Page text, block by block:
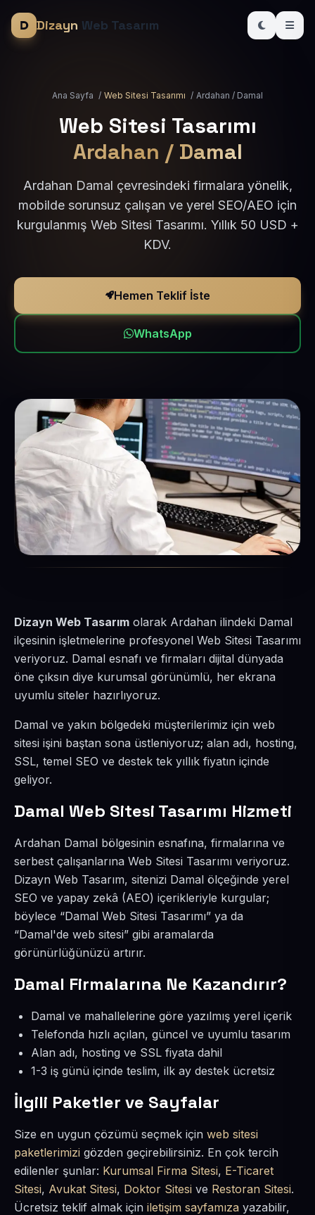
Dizayn Web Tasarım
Ana Sayfa / Web Sitesi Tasarımı / Ardahan / Damal
Web Sitesi Tasarımı
Ardahan / Damal
Ardahan Damal çevresindeki firmalara yönelik,
mobilde sorunsuz çalışan ve yerel SEO/AEO için
kurgulanmış Web Sitesi Tasarımı. Yıllık 50 USD +
KDV.
Hemen Teklif İste
WhatsApp
Dizayn Web Tasarım olarak Ardahan ilindeki Damal
ilçesinin işletmelerine profesyonel Web Sitesi Tasarımı
veriyoruz. Damal esnafı ve firmaları dijital dünyada
öne çıksın diye kurumsal görünümlü, her ekrana
uyumlu siteler hazırlıyoruz.
Damal ve yakın bölgedeki müşterilerimiz için web
sitesi işini baştan sona üstleniyoruz; alan adı, hosting,
SSL, temel SEO ve destek tek yıllık fiyatın içinde
geliyor.
Damal Web Sitesi Tasarımı Hizmeti
Ardahan Damal bölgesinin esnafına, firmalarına ve
serbest çalışanlarına Web Sitesi Tasarımı veriyoruz.
Dizayn Web Tasarım, sitenizi Damal ölçeğinde yerel
SEO ve yapay zekâ (AEO) içerikleriyle kurgular;
böylece “Damal Web Sitesi Tasarımı” ya da
“Damal'de web sitesi” gibi aramalarda
görünürlüğünüzü artırır.
Damal Firmalarına Ne Kazandırır?
Damal ve mahallelerine göre yazılmış yerel içerik
Telefonda hızlı açılan, güncel ve uyumlu tasarım
Alan adı, hosting ve SSL fiyata dahil
1-3 iş günü içinde teslim, ilk ay destek ücretsiz
İlgili Paketler ve Sayfalar
Size en uygun çözümü seçmek için web sitesi
paketlerimizi gözden geçirebilirsiniz. En çok tercih
edilenler şunlar: Kurumsal Firma Sitesi, E-Ticaret
Sitesi, Avukat Sitesi, Doktor Sitesi ve Restoran Sitesi.
Ücretsiz teklif almak için iletişim sayfamıza yazabilir,